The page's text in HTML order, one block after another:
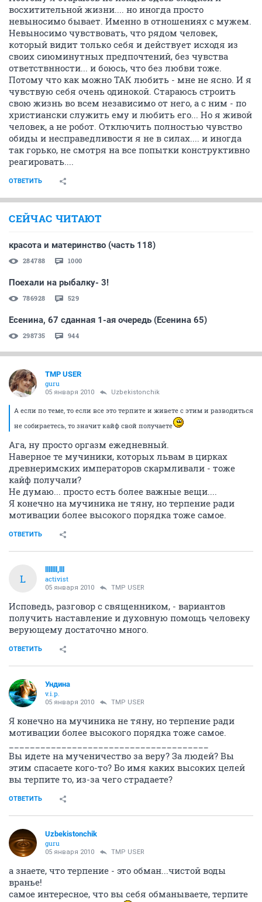
восхитительной жизни.... но иногда просто
невыносимо бывает. Именно в отношениях с мужем.
Невыносимо чувствовать, что рядом человек,
который видит только себя и действует исходя из
своих сиюминутных предпочтений, без чувства
ответствнности... и боюсь, что без любви тоже.
Потому что как можно ТАК любить - мне не ясно. И я
чувствую себя очень одинокой. Стараюсь строить
свою жизнь во всем независимо от него, а с ним - по
христиански служить ему и любить его... Но я живой
человек, а не робот. Отключить полностью чувство
обиды и несправедливости я не в силах.... и иногда
так горько, не смотря на все попытки конструктивно
реагировать....
ОТВЕТИТЬ
СЕЙЧАС ЧИТАЮТ
красота и материнство (часть 118)
284788 1000
Поехали на рыбалку- 3!
786928 529
Есенина, 67 сданная 1-ая очередь (Есенина 65)
298735 944
TMP USER
guru
05 января 2010 Uzbekistonchik
А если по теме, то если все это терпите и живете с этим и разводиться
не собираетесь, то значит кайф свой получаете
Ага, ну просто оргазм ежедневный.
Наверное те мучиники, которых львам в цирках
древнеримских императоров скармливали - тоже
кайф получали?
Не думаю... просто есть более важные вещи....
Я конечно на мучиника не тяну, но терпение ради
мотивации более высокого порядка тоже самое.
ОТВЕТИТЬ
L
lllllll,lll
activist
05 января 2010 TMP USER
Исповедь, разговор с священником, - вариантов
получить наставление и духовную помощь человеку
верующему достаточно много.
ОТВЕТИТЬ
Ундина
v.i.p.
05 января 2010 TMP USER
Я конечно на мучиника не тяну, но терпение ради
мотивации более высокого порядка тоже самое.
Вы идете на мученичество за веру? За людей? Вы
этим спасаете кого-то? Во имя каких высоких целей
вы терпите то, из-за чего страдаете?
ОТВЕТИТЬ
Uzbekistonchik
guru
05 января 2010 TMP USER
а знаете, что терпение - это обман...чистой воды
вранье!
самое интересное, что вы себя обманываете, терпите